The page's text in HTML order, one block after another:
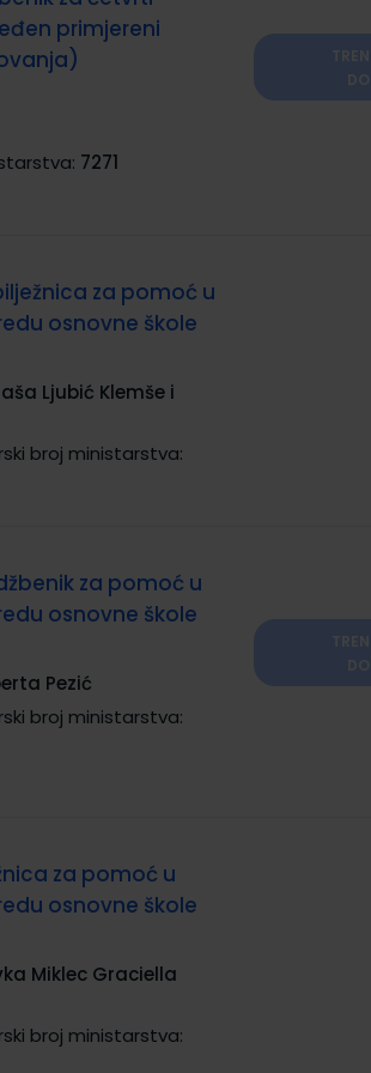
primjereni
7271
za pomoć u
osnovne škole
Ljubić Klemše i
broj ministarstva:
za pomoć u
osnovne škole
Pezić
broj ministarstva:
za pomoć u
osnovne škole
Miklec Graciella
broj ministarstva: